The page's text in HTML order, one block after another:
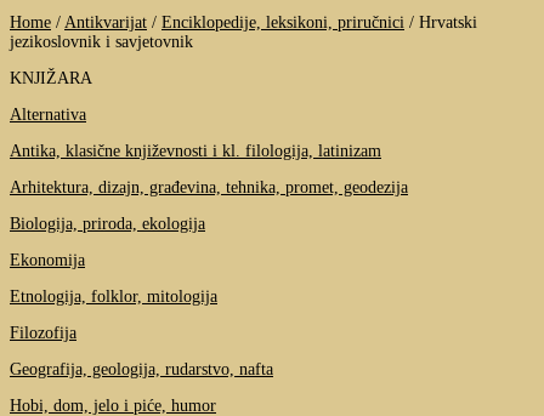
Home / Antikvarijat / Enciklopedije, leksikoni, priručnici / Hrvatski
jezikoslovnik i savjetovnik
KNJIŽARA
Alternativa
Antika, klasične književnosti i kl. filologija, latinizam
Arhitektura, dizajn, građevina, tehnika, promet, geodezija
Biologija, priroda, ekologija
Ekonomija
Etnologija, folklor, mitologija
Filozofija
Geografija, geologija, rudarstvo, nafta
Hobi, dom, jelo i piće, humor